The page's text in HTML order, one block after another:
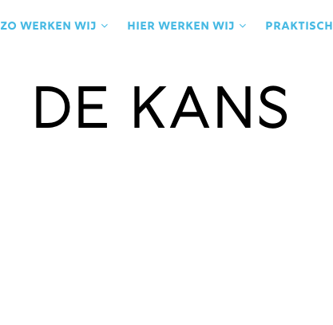
Zo werken wij Hier werken wij praktisch
de Kans